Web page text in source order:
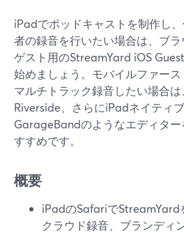
iPadでポッドキャストを制作し
者の録音を行いたい場合は、ブ
ゲスト用のStreamYard iOS
始めましょう。モバイルファー
マルチトラック録音したい場合
Riverside、さらにiPadネイティ
GarageBandのようなエディタ
すすめです。
概要
iPadのSafariでStreamYard
クラウド録音、ブランディ